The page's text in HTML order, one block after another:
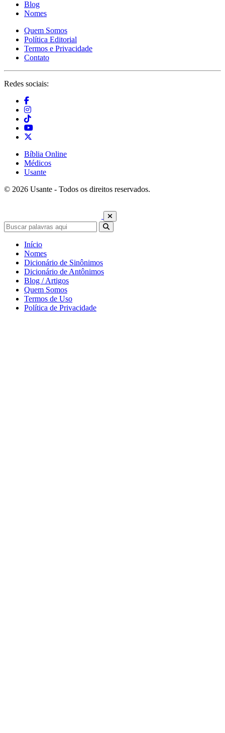
Blog
Nomes
Quem Somos
Política Editorial
Termos e Privacidade
Contato
Redes sociais:
Bíblia Online
Médicos
Usante
© 2026 Usante - Todos os direitos reservados.
Início
Nomes
Dicionário de Sinônimos
Dicionário de Antônimos
Blog / Artigos
Quem Somos
Termos de Uso
Política de Privacidade